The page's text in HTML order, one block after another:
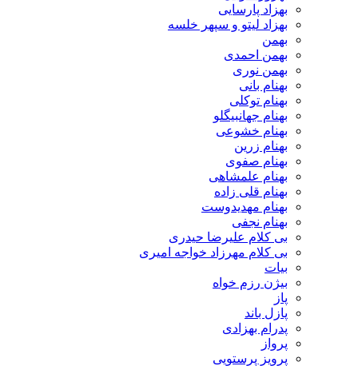
بهزاد پارسایی
بهزاد لیتو و سپهر خلسه
بهمن
بهمن احمدی
بهمن نوری
بهنام بانی
بهنام توکلی
بهنام جهانبیگلو
بهنام خشوعی
بهنام زرین
بهنام صفوی
بهنام علمشاهی
بهنام قلی زاده
بهنام مهدیدوست
بهنام نجفی
بی کلام علیرضا حیدری
بی کلام مهرزاد خواجه امیری
بیات
بیژن رزم خواه
پاز
پازل باند
پدرام بهزادی
پرواز
پرویز پرستویی